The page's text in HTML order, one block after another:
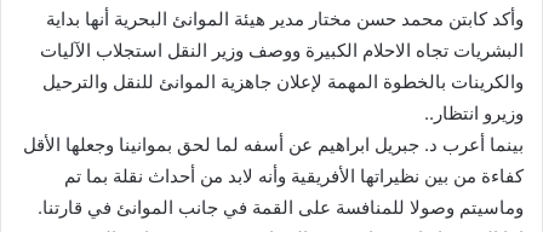
وأكد كابتن محمد حسن مختار مدير هيئة الموانئ البحرية أنها بداية
البشريات تجاه الاحلام الكبيرة ووصف وزير النقل استجلاب الآليات
والكرينات بالخطوة المهمة لإعلان جاهزية الموانئ للنقل والترحيل
وزيرو انتظار..
بينما أعرب د. جبريل ابراهيم عن أسفه لما لحق بموانينا وجعلها الأقل
كفاءة من بين نظيراتها الأفريقية وأنه لابد من أحداث نقلة بما تم
وماسيتم وصولا للمنافسة على القمة في جانب الموانئ في قارتنا.